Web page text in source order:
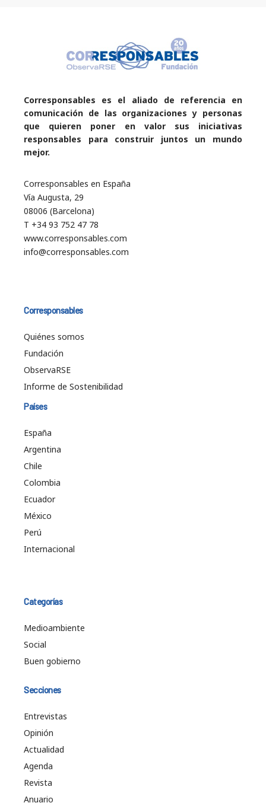
Corresponsables es el aliado de referencia en
comunicación de las organizaciones y personas
que quieren poner en valor sus iniciativas
responsables para construir juntos un mundo
mejor.
Corresponsables en España
Vía Augusta, 29
08006 (Barcelona)
T +34 93 752 47 78
www.corresponsables.com
info@corresponsables.com
Corresponsables
Quiénes somos
Fundación
ObservaRSE
Informe de Sostenibilidad
Países
España
Argentina
Chile
Colombia
Ecuador
México
Perú
Internacional
Categorías
Medioambiente
Social
Buen gobierno
Secciones
Entrevistas
Opinión
Actualidad
Agenda
Revista
Anuario